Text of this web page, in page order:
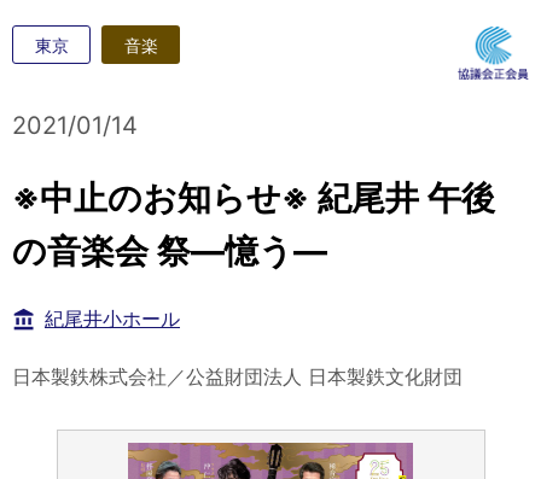
東京 音楽
2021/01/14
※中止のお知らせ※ 紀尾井 午後
の音楽会 祭―憶う―
紀尾井小ホール
日本製鉄株式会社／公益財団法人 日本製鉄文化財団